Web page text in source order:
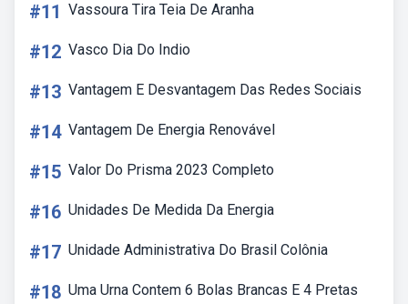
#11 Vassoura Tira Teia De Aranha
#12 Vasco Dia Do Indio
#13 Vantagem E Desvantagem Das Redes Sociais
#14 Vantagem De Energia Renovável
#15 Valor Do Prisma 2023 Completo
#16 Unidades De Medida Da Energia
#17 Unidade Administrativa Do Brasil Colônia
#18 Uma Urna Contem 6 Bolas Brancas E 4 Pretas